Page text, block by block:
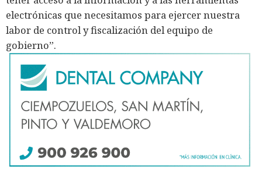
electrónicas que necesitamos para ejercer nuestra
labor de control y fiscalización del equipo de
gobierno”.